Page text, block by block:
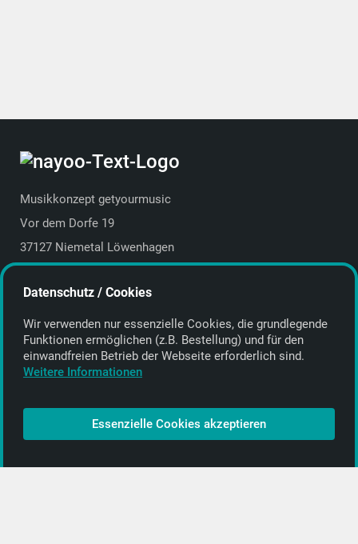
Musikkonzept getyourmusic
Vor dem Dorfe 19
37127 Niemetal Löwenhagen
E-Mail:info@getyourmusic.de
Alle Informationen
Kontakt
CD-Anbieter werden
CD-Anbieter-Login
Datenschutz / Cookies
Wir verwenden nur essenzielle Cookies, die grund­legende
Funktionen ermöglichen (z.B. Bestellung) und für den
einwand­freien Betrieb der Webseite erforderlich sind.
Weitere Informationen
Essenzielle Cookies akzeptieren